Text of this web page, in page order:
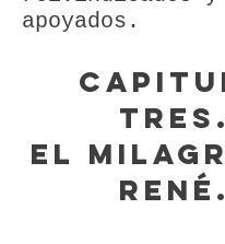
apoyados.
tres.
El
REné.